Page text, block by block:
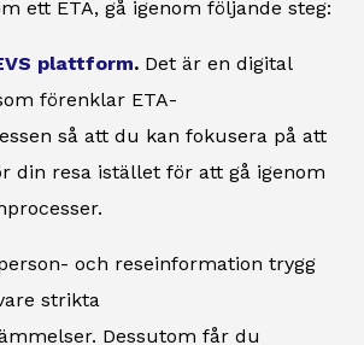
ett ETA, gå igenom följande steg:
plattform. Det är en digital
förenklar ETA-
så att du kan fokusera på att
din resa istället för att gå igenom
och reseinformation trygg
strikta
Dessutom får du